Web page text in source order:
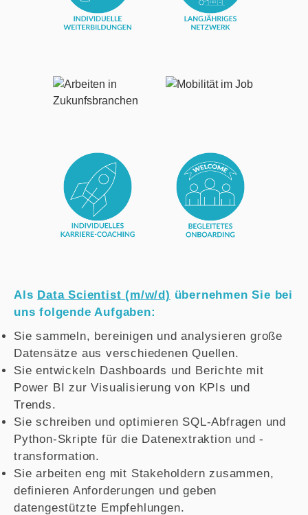
Als Data Scientist (m/w/d) übernehmen Sie bei
uns folgende Aufgaben:
Sie sammeln, bereinigen und analysieren große
Datensätze aus verschiedenen Quellen.
Sie entwickeln Dashboards und Berichte mit
Power BI zur Visualisierung von KPIs und
Trends.
Sie schreiben und optimieren SQL-Abfragen und
Python-Skripte für die Datenextraktion und -
transformation.
Sie arbeiten eng mit Stakeholdern zusammen,
definieren Anforderungen und geben
datengestützte Empfehlungen.